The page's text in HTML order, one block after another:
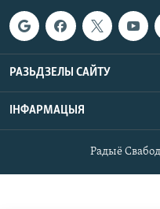
РАЗЬДЗЕЛЫ САЙТУ
ІНФАРМАЦЫЯ
Радыё